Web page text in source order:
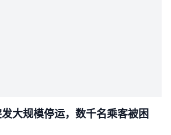
大规模停运，数千名乘客被困